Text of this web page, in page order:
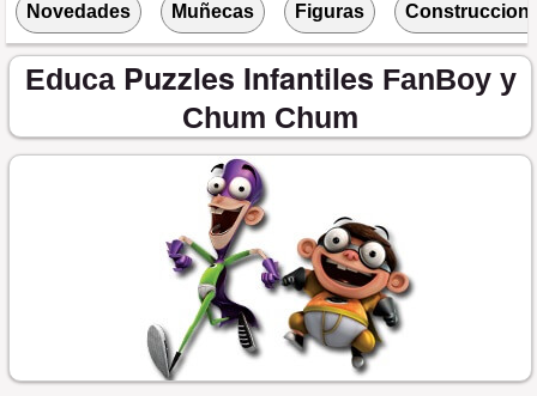
Novedades Muñecas Figuras
Educa Puzzles Infantiles FanBoy y
Chum Chum